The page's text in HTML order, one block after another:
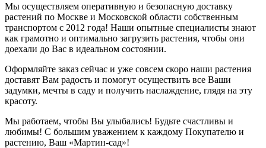
Мы осуществляем оперативную и безопасную доставку
растений по Москве и Московской области собственным
транспортом с 2012 года! Наши опытные специалисты знают
как грамотно и оптимально загрузить растения, чтобы они
доехали до Вас в идеальном состоянии.
Оформляйте заказ сейчас и уже совсем скоро наши растения
доставят Вам радость и помогут осуществить все Ваши
задумки, мечты в саду и получить наслаждение, глядя на эту
красоту.
Мы работаем, чтобы Вы улыбались! Будьте счастливы и
любимы! С большим уважением к каждому Покупателю и
растению, Ваш «Мартин-сад»!